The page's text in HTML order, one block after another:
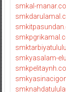
smkal-
smkyasalam-